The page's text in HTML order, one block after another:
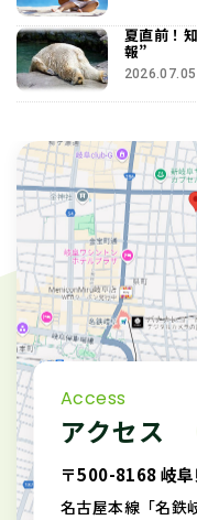
夏直前！
報”
2026.07.05
アクセス
Access
〒500-8168 岐
名古屋本線「名鉄